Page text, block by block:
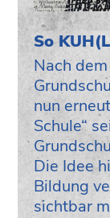
So
Nach
nun
Schule“
Die Idee
Bildung
sichtbar